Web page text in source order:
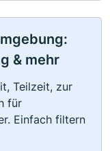
& mehr
Teilzeit, zur
für
Einfach filtern